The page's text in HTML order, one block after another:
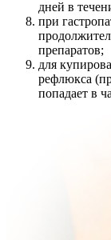
дней в
при
препаратов;
для
рефлюкса
попадает в